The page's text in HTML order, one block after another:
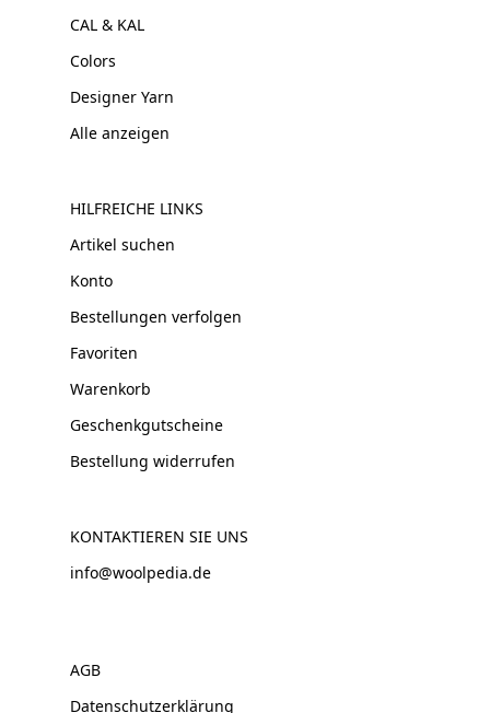
CAL & KAL
Colors
Designer Yarn
Alle anzeigen
HILFREICHE LINKS
Artikel suchen
Konto
Bestellungen verfolgen
Favoriten
Warenkorb
Geschenkgutscheine
Bestellung widerrufen
KONTAKTIEREN SIE UNS
info@woolpedia.de
AGB
Datenschutzerklärung